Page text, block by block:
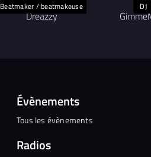
Beatmaker / beatmakeuse
Dreazzy
DJ
Évènements
Tous les évènements
Radios